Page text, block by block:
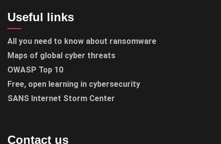
Useful links
All you need to know about ransomware
Maps of global cyber threats
OWASP Top 10
Free, open learning in cybersecurity
SANS Internet Storm Center
Contact us